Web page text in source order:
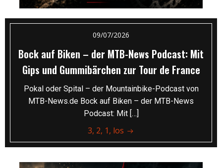
09/07/2026
Bock auf Biken – der MTB-News Podcast: Mit
Gips und Gummibärchen zur Tour de France
Pokal oder Spital – der Mountainbike-Podcast von
MTB-News.de Bock auf Biken – der MTB-News
Podcast: Mit […]
3, 2, 1, los